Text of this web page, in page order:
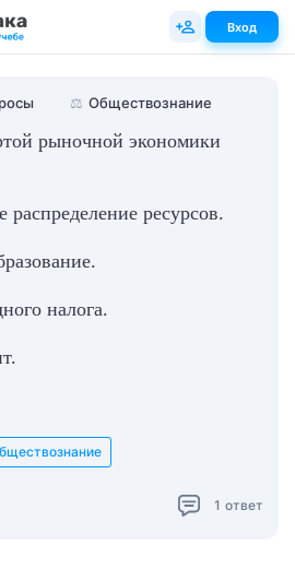
⚖️ Обществознание
рыночной экономики
распределение ресурсов.
налога.
1 ответ
Вход